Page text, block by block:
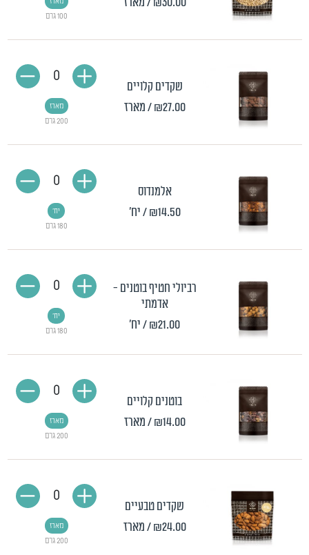
100 גרם
שקדים קלויים
₪27.00 / מארז
200 גרם
מארז
0
אלמנדוס
₪14.50 / יח'
180 גרם
יח'
0
רביולי חטיף בוטנים -
אדמתי
₪21.00/ יח' 180 גרם
יח'
0
בוטנים קלויים
₪14.00 / מארז
200 גרם
מארז
0
שקדים טבעיים
₪24.00 / מארז
200 גרם
מארז
0